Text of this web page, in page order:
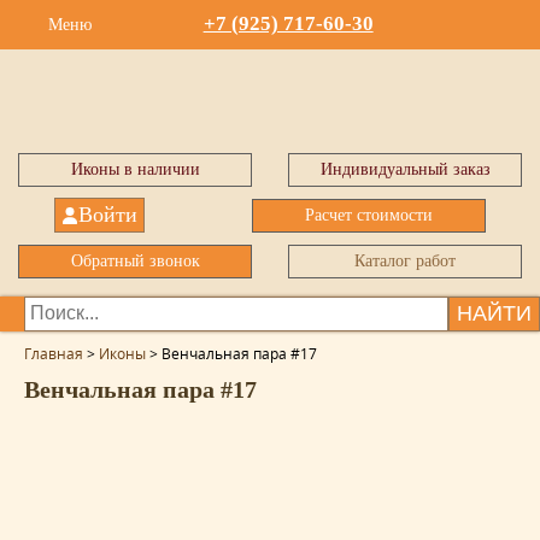
Меню +7 (925) 717-60-30
Иконы в наличии Индивидуальный заказ
Войти Расчет стоимости
Обратный звонок Каталог работ
НАЙТИ
Главная > Иконы> Венчальная пара #17
Венчальная пара #17